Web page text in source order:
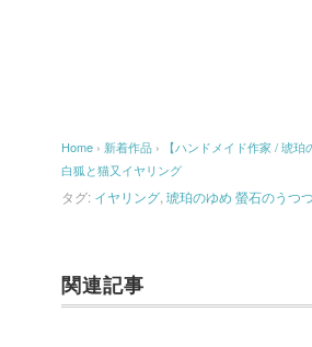
Home › 新着作品 ›
【ハンドメイド作家 / 琥珀
白狐と猫又イヤリング
タグ: イヤリング 琥珀のゆめ 螢石のうつつ
関連記事